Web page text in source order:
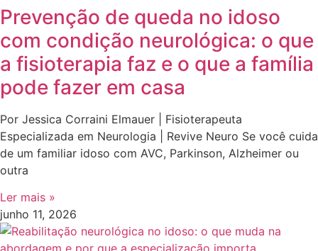
Prevenção de queda no idoso
com condição neurológica: o que
a fisioterapia faz e o que a família
pode fazer em casa
Por Jessica Corraini Elmauer | Fisioterapeuta
Especializada em Neurologia | Revive Neuro Se você cuida
de um familiar idoso com AVC, Parkinson, Alzheimer ou
outra
Ler mais »
junho 11, 2026